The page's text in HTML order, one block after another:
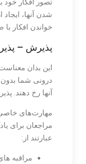
شدن آنها، ایجاد
خواندن افکار
پذیرش –
این بدان
درونی شما بدون
آنها رخ دهند.
مراجعان برای
عبارتند از:
مراقبه